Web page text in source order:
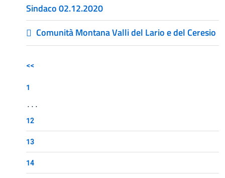
Sindaco 02.12.2020
Comunità Montana Valli del Lario e del Ceresio
<<
1
...
12
13
14